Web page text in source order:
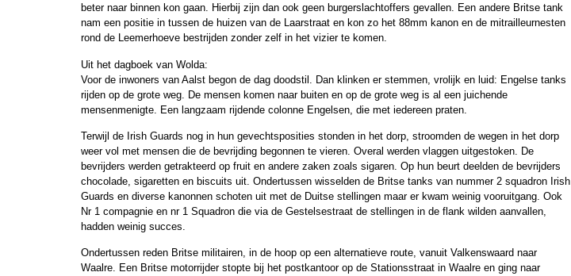
beter naar binnen kon gaan. Hierbij zijn dan ook geen burgerslachtoffers gevallen. Een andere Britse tank
nam een positie in tussen de huizen van de Laarstraat en kon zo het 88mm kanon en de mitrailleurnesten
rond de Leemerhoeve bestrijden zonder zelf in het vizier te komen.
Uit het dagboek van Wolda:
Voor de inwoners van Aalst begon de dag doodstil. Dan klinken er stemmen, vrolijk en luid: Engelse tanks
rijden op de grote weg. De mensen komen naar buiten en op de grote weg is al een juichende
mensenmenigte. Een langzaam rijdende colonne Engelsen, die met iedereen praten.
Terwijl de Irish Guards nog in hun gevechtsposities stonden in het dorp, stroomden de wegen in het dorp
weer vol met mensen die de bevrijding begonnen te vieren. Overal werden vlaggen uitgestoken. De
bevrijders werden getrakteerd op fruit en andere zaken zoals sigaren. Op hun beurt deelden de bevrijders
chocolade, sigaretten en biscuits uit. Ondertussen wisselden de Britse tanks van nummer 2 squadron Irish
Guards en diverse kanonnen schoten uit met de Duitse stellingen maar er kwam weinig vooruitgang. Ook
Nr 1 compagnie en nr 1 Squadron die via de Gestelsestraat de stellingen in de flank wilden aanvallen,
hadden weinig succes.
Ondertussen reden Britse militairen, in de hoop op een alternatieve route, vanuit Valkenswaard naar
Waalre. Een Britse motorrijder stopte bij het postkantoor op de Stationsstraat in Waalre en ging naar